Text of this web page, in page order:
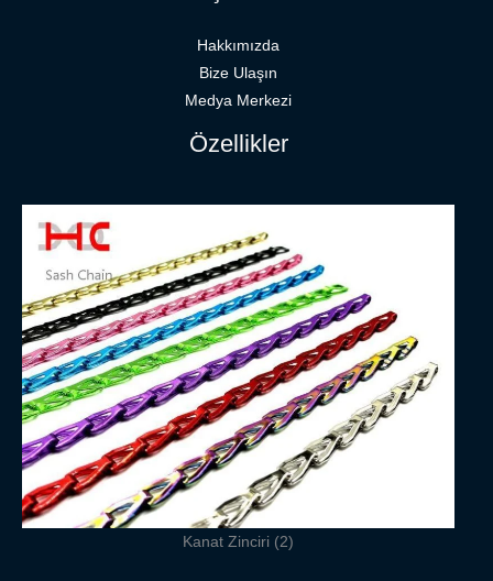
Hakkımızda
Bize Ulaşın
Medya Merkezi
Özellikler
Kanat Zinciri (2)